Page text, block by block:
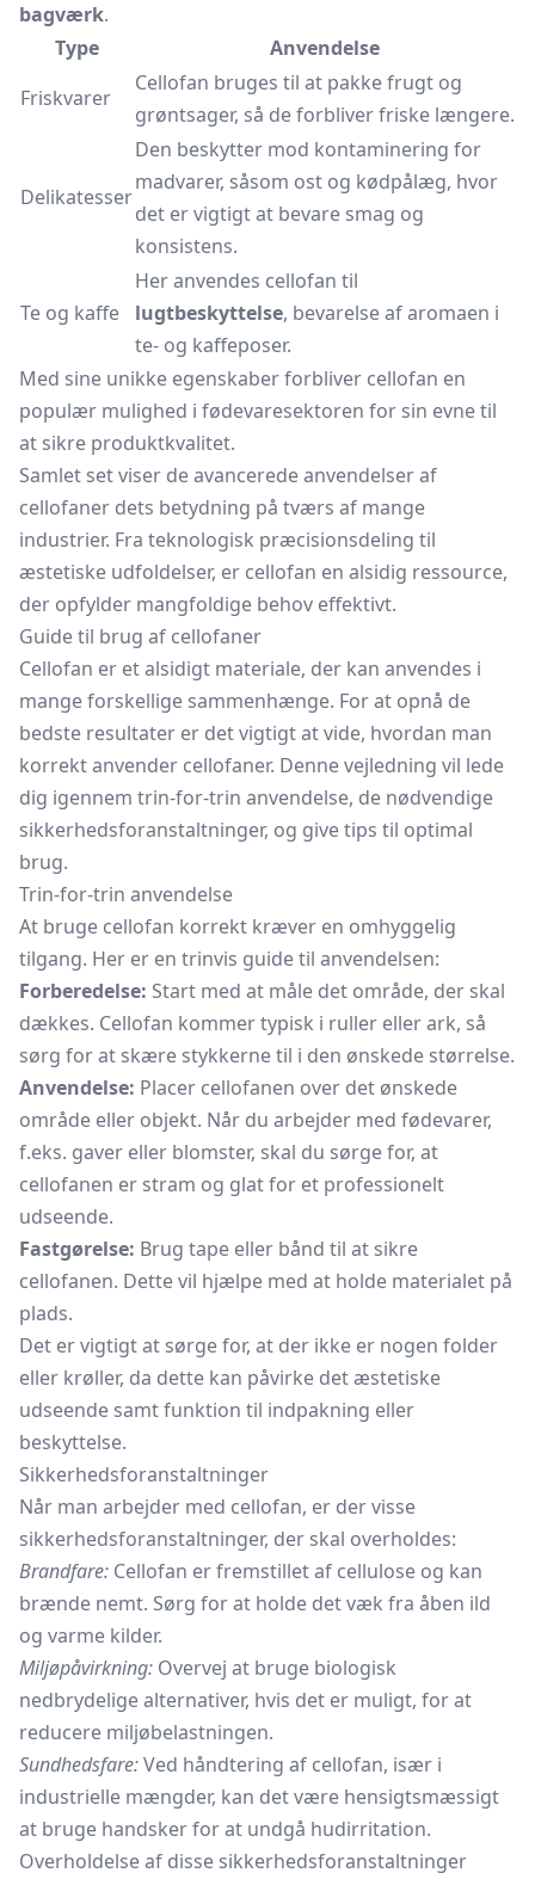
bagværk.
Type
Anvendelse
Friskvarer
Cellofan bruges til at pakke frugt og
grøntsager, så de forbliver friske længere.
Delikatesser
Den beskytter mod kontaminering for
madvarer, såsom ost og kødpålæg, hvor
det er vigtigt at bevare smag og
konsistens.
Te og kaffe
Her anvendes cellofan til
lugtbeskyttelse, bevarelse af aromaen i
te- og kaffeposer.
Med sine unikke egenskaber forbliver cellofan en
populær mulighed i fødevaresektoren for sin evne til
at sikre produktkvalitet.
Samlet set viser de avancerede anvendelser af
cellofaner dets betydning på tværs af mange
industrier. Fra teknologisk præcisionsdeling til
æstetiske udfoldelser, er cellofan en alsidig ressource,
der opfylder mangfoldige behov effektivt.
Guide til brug af cellofaner
Cellofan er et alsidigt materiale, der kan anvendes i
mange forskellige sammenhænge. For at opnå de
bedste resultater er det vigtigt at vide, hvordan man
korrekt anvender cellofaner. Denne vejledning vil lede
dig igennem trin-for-trin anvendelse, de nødvendige
sikkerhedsforanstaltninger, og give tips til optimal
brug.
Trin-for-trin anvendelse
At bruge cellofan korrekt kræver en omhyggelig
tilgang. Her er en trinvis guide til anvendelsen:
Forberedelse: Start med at måle det område, der skal
dækkes. Cellofan kommer typisk i ruller eller ark, så
sørg for at skære stykkerne til i den ønskede størrelse.
Anvendelse: Placer cellofanen over det ønskede
område eller objekt. Når du arbejder med fødevarer,
f.eks. gaver eller blomster, skal du sørge for, at
cellofanen er stram og glat for et professionelt
udseende.
Fastgørelse: Brug tape eller bånd til at sikre
cellofanen. Dette vil hjælpe med at holde materialet på
plads.
Det er vigtigt at sørge for, at der ikke er nogen folder
eller krøller, da dette kan påvirke det æstetiske
udseende samt funktion til indpakning eller
beskyttelse.
Sikkerhedsforanstaltninger
Når man arbejder med cellofan, er der visse
sikkerhedsforanstaltninger, der skal overholdes:
Brandfare: Cellofan er fremstillet af cellulose og kan
brænde nemt. Sørg for at holde det væk fra åben ild
og varme kilder.
Miljøpåvirkning: Overvej at bruge biologisk
nedbrydelige alternativer, hvis det er muligt, for at
reducere miljøbelastningen.
Sundhedsfare:Ved håndtering af cellofan, især i
industrielle mængder, kan det være hensigtsmæssigt
at bruge handsker for at undgå hudirritation.
Overholdelse af disse sikkerhedsforanstaltninger